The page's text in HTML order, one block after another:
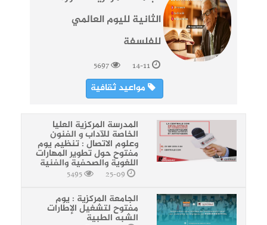
الثانية لليوم العالمي
للفلسفة
14-11
5697
مواعيد ثقافية
المدرسة المركزية العليا
الخاصة للآداب و الفنون
وعلوم الاتصال : تنظيم يوم
مفتوح حول تطوير المهارات
اللغوية والصحفية والفنية
الجامعة المركزية : يوم
مفتوح لتشغيل الإطارات
الشبه الطبية